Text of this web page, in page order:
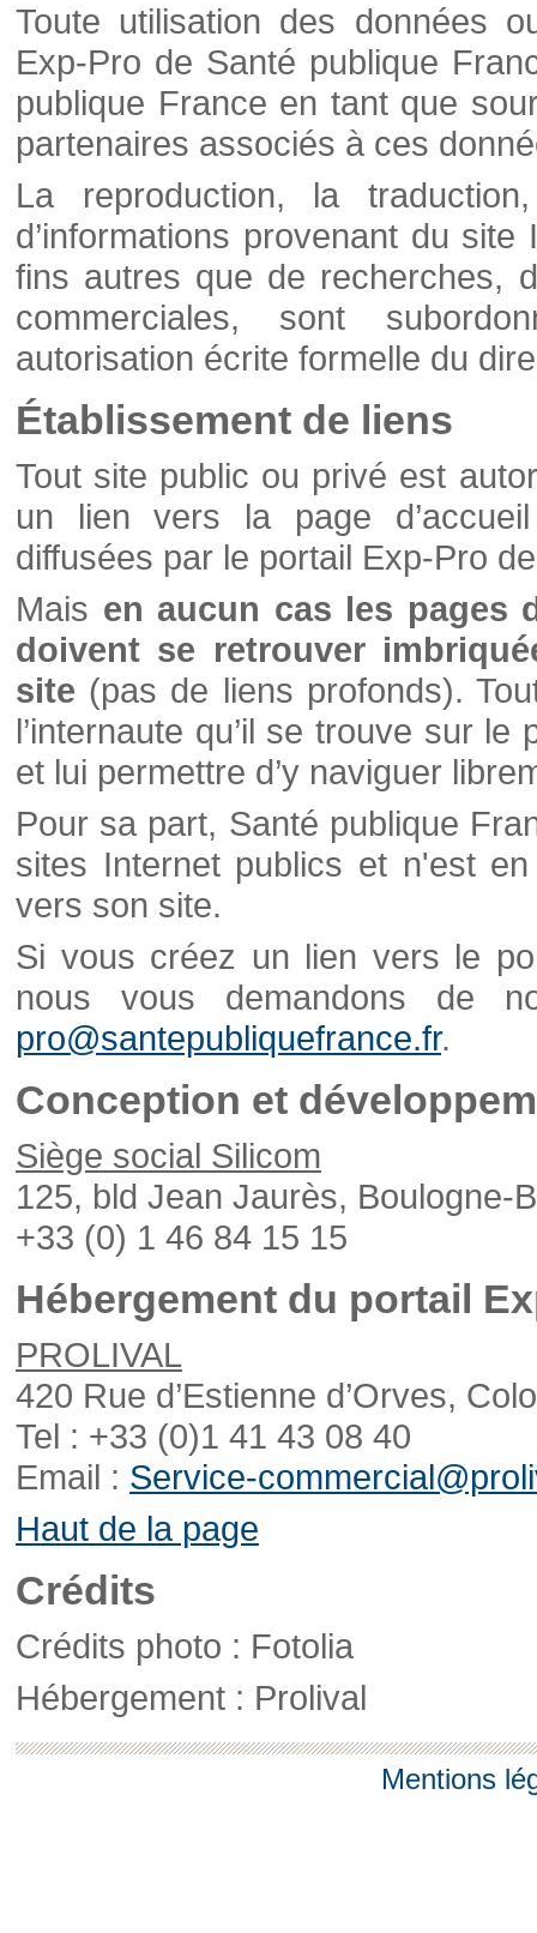
Toute utilisation des données
Exp-Pro de Santé publique
publique France en tant que
partenaires associés à ces
La reproduction, la
d’informations provenant du
fins autres que de recherches,
commerciales, sont
autorisation écrite formelle du
Établissement de liens
Tout site public ou privé est
un lien vers la page
diffusées par le portail Exp-Pro
Mais en aucun cas les pages
doivent se retrouver
site (pas de liens profonds).
l’internaute qu’il se trouve sur
et lui permettre d’y naviguer
Pour sa part, Santé publique
sites Internet publics et n'est
vers son site.
Si vous créez un lien vers le
nous vous demandons de
pro@santepubliquefrance.fr.
Conception et
Siège social Silicom
125, bld Jean Jaurès, Boulogne-
+33 (0) 1 46 84 15 15
Hébergement du portail
PROLIVAL
420 Rue d’Estienne d’Orves,
Tel : +33 (0)1 41 43 08 40
Email : Service-
Haut de la page
Crédits
Crédits photo : Fotolia
Hébergement : Prolival
Mentions